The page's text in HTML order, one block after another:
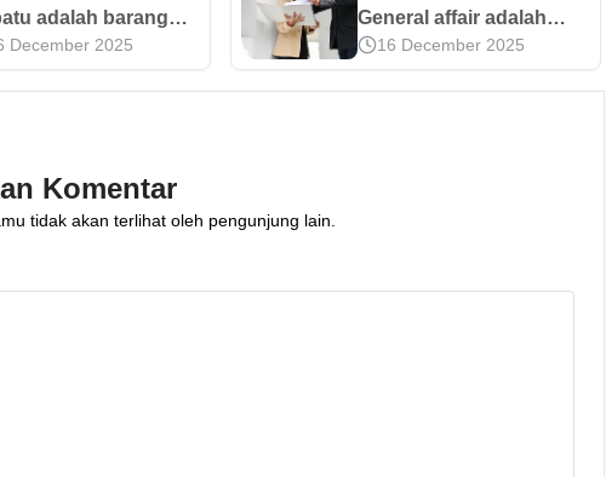
adalah barang
yang
oleh banyak
December 2025
Tugasnya dalam
Perusahaan
General affair adalah
profesi yang
bertanggung jawab
16 December 2025
Komentar
tidak akan terlihat oleh pengunjung lain.